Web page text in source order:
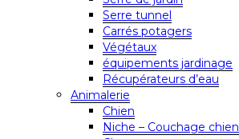
Serre tunnel
Carrés potagers
Végétaux
équipements jardinage
Récupérateurs d’eau
Animalerie
Chien
Niche – Couchage chien